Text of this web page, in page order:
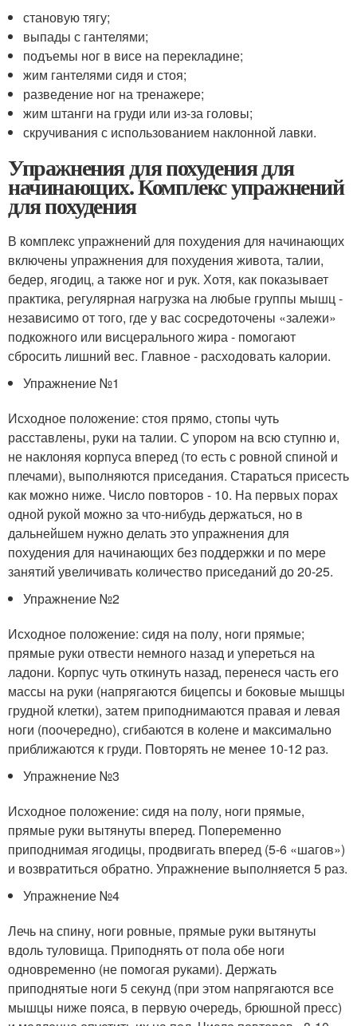
становую тягу;
выпады с гантелями;
подъемы ног в висе на перекладине;
жим гантелями сидя и стоя;
разведение ног на тренажере;
жим штанги на груди или из-за головы;
скручивания с использованием наклонной лавки.
Упражнения для похудения для
начинающих. Комплекс упражнений
для похудения
В комплекс упражнений для похудения для начинающих
включены упражнения для похудения живота, талии,
бедер, ягодиц, а также ног и рук. Хотя, как показывает
практика, регулярная нагрузка на любые группы мышц -
независимо от того, где у вас сосредоточены «залежи»
подкожного или висцерального жира - помогают
сбросить лишний вес. Главное - расходовать калории.
Упражнение №1
Исходное положение: стоя прямо, стопы чуть
расставлены, руки на талии. С упором на всю ступню и,
не наклоняя корпуса вперед (то есть с ровной спиной и
плечами), выполняются приседания. Стараться присесть
как можно ниже. Число повторов - 10. На первых порах
одной рукой можно за что-нибудь держаться, но в
дальнейшем нужно делать это упражнения для
похудения для начинающих без поддержки и по мере
занятий увеличивать количество приседаний до 20-25.
Упражнение №2
Исходное положение: сидя на полу, ноги прямые;
прямые руки отвести немного назад и упереться на
ладони. Корпус чуть откинуть назад, перенеся часть его
массы на руки (напрягаются бицепсы и боковые мышцы
грудной клетки), затем приподнимаются правая и левая
ноги (поочередно), сгибаются в колене и максимально
приближаются к груди. Повторять не менее 10-12 раз.
Упражнение №3
Исходное положение: сидя на полу, ноги прямые,
прямые руки вытянуты вперед. Попеременно
приподнимая ягодицы, продвигать вперед (5-6 «шагов»)
и возвратиться обратно. Упражнение выполняется 5 раз.
Упражнение №4
Лечь на спину, ноги ровные, прямые руки вытянуты
вдоль туловища. Приподнять от пола обе ноги
одновременно (не помогая руками). Держать
приподнятые ноги 5 секунд (при этом напрягаются все
мышцы ниже пояса, в первую очередь, брюшной пресс)